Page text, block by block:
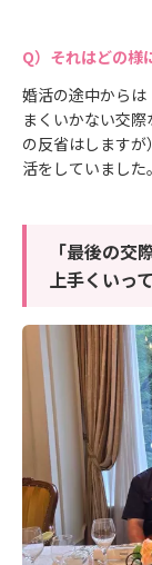
それはどの様
婚活の途中からは
まくいかない交
の反省はします
活をしていました。
「最後の
上手くいっ